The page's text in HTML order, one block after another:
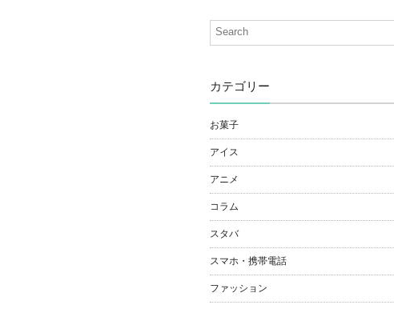
カテゴリー
お菓子
アイス
アニメ
コラム
スタバ
スマホ・携帯電話
ファッション